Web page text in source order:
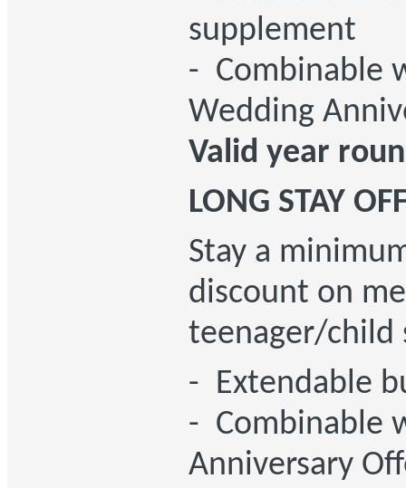
supplement
- Combinable
Wedding
Valid year
LONG STAY
Stay a
discount on
teenager/child
- Extendable
- Combinable
Anniversary